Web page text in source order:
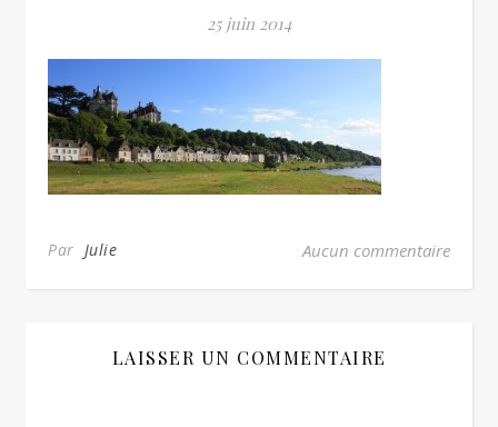
25 juin 2014
Par Julie Aucun commentaire
LAISSER UN COMMENTAIRE